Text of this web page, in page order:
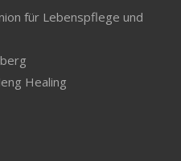
für Lebenspflege und
Healing